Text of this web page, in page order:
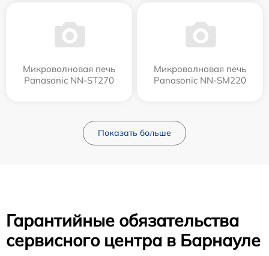
Микроволновая печь
Panasonic NN-ST270
Микроволновая печь
Panasonic NN-SM220
Показать больше
Гарантийные обязательства
сервисного центра в Барнауле